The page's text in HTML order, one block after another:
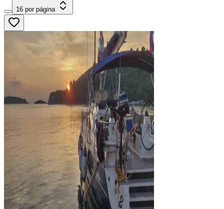
16 por página